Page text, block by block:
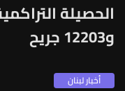
و12203 جريح
أخبار لبنان